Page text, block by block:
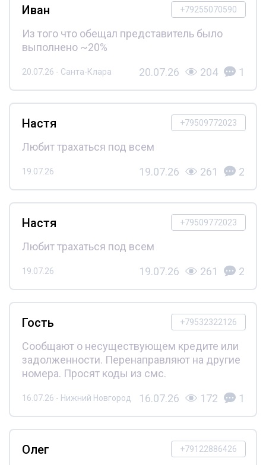
+79255070590
Иван
Из того что обещал представитель было
выполнено ~20%
20.07.26 - Санта-Клара 20.07.26 204 1
+79509772023
Настя
Любит трахаться под всем
19.07.26 19.07.26 261 2
+79509772023
Настя
Любит трахаться под всем
19.07.26 19.07.26 261 2
+79532322126
Гость
Сообщают о несуществующем кредите или
задолженности. Перенаправляют на другие
номера. Просят коды из смс.
16.07.26 - Нижний Новгород 16.07.26 172 1
+79122886426
Олег